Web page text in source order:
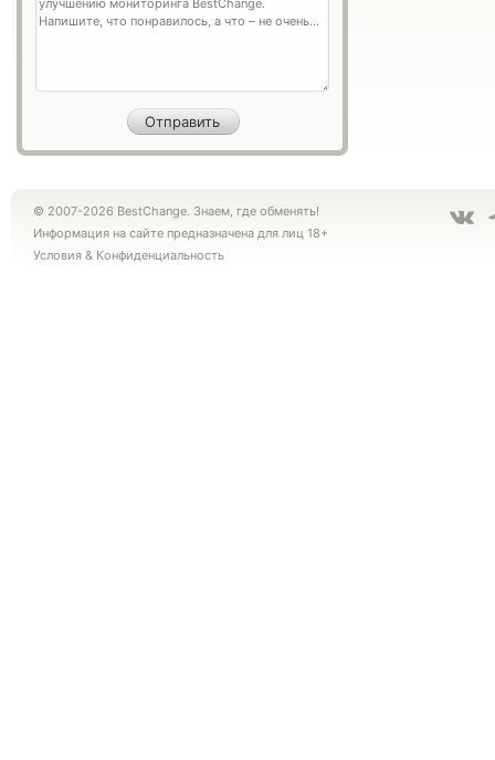
© 2007-2026 BestChange. Знаем, где обменять!
Информация на сайте предназначена для лиц 18+
Условия & Конфиденциальность